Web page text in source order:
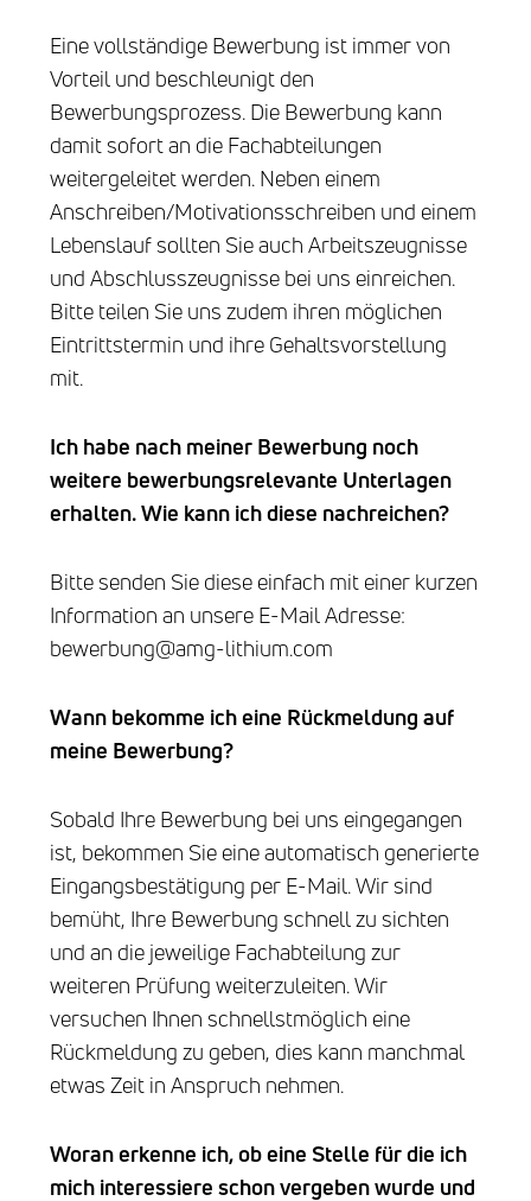
Eine vollständige Bewerbung ist immer von
Vorteil und beschleunigt den
Bewerbungsprozess. Die Bewerbung kann
damit sofort an die Fachabteilungen
weitergeleitet werden. Neben einem
Anschreiben/Motivationsschreiben und einem
Lebenslauf sollten Sie auch Arbeitszeugnisse
und Abschlusszeugnisse bei uns einreichen.
Bitte teilen Sie uns zudem ihren möglichen
Eintrittstermin und ihre Gehaltsvorstellung
mit.
Ich habe nach meiner Bewerbung noch
weitere bewerbungsrelevante Unterlagen
erhalten. Wie kann ich diese nachreichen?
Bitte senden Sie diese einfach mit einer kurzen
Information an unsere E-Mail Adresse:
bewerbung@amg-lithium.com
Wann bekomme ich eine Rückmeldung auf
meine Bewerbung?
Sobald Ihre Bewerbung bei uns eingegangen
ist, bekommen Sie eine automatisch generierte
Eingangsbestätigung per E-Mail. Wir sind
bemüht, Ihre Bewerbung schnell zu sichten
und an die jeweilige Fachabteilung zur
weiteren Prüfung weiterzuleiten. Wir
versuchen Ihnen schnellstmöglich eine
Rückmeldung zu geben, dies kann manchmal
etwas Zeit in Anspruch nehmen.
Woran erkenne ich, ob eine Stelle für die ich
mich interessiere schon vergeben wurde und